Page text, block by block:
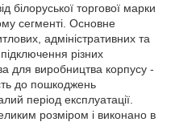
білоруської торгової марки
сегменті. Основне
адміністративних та
різних
для виробництва корпусу -
до пошкоджень
період експлуатації.
розміром і виконано в